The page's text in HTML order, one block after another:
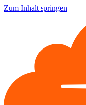
Zum Inhalt springen